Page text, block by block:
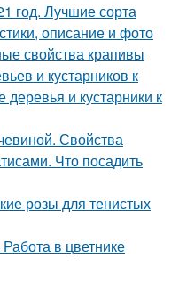
год. Лучшие сорта
описание и фото
свойства крапивы
и кустарников к
и кустарники к
Свойства
Что посадить
розы для тенистых
в цветнике